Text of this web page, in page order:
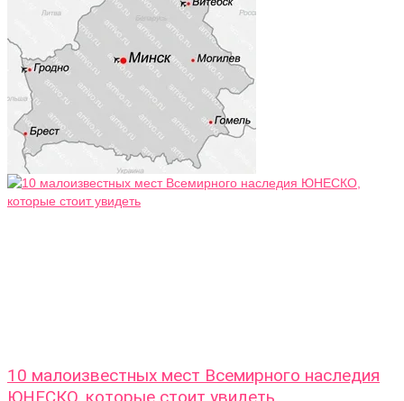
10 малоизвестных мест Всемирного наследия